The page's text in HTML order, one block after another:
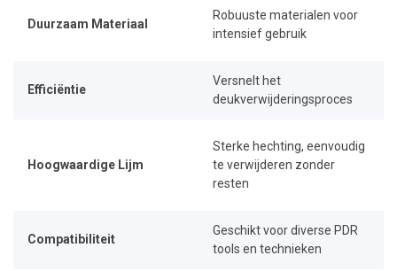
Duurzaam Materiaal
Robuuste materialen voor
intensief gebruik
Efficiëntie
Versnelt het
deukverwijderingsproces
Hoogwaardige Lijm
Sterke hechting, eenvoudig
te verwijderen zonder
resten
Compatibiliteit
Geschikt voor diverse PDR
tools en technieken